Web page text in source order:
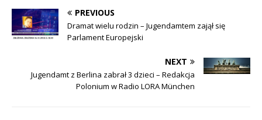
PREVIOUS
Dramat wielu rodzin – Jugendamtem zajął się
Parlament Europejski
NEXT
Jugendamt z Berlina zabrał 3 dzieci – Redakcja
Polonium w Radio LORA München